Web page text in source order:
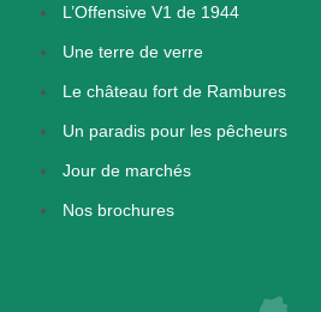
L’Offensive V1 de 1944
Une terre de verre
Le château fort de Rambures
Un paradis pour les pêcheurs
Jour de marchés
Nos brochures